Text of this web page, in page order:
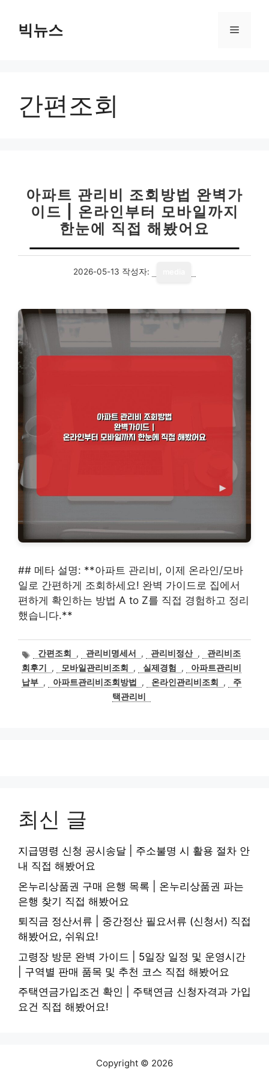
빅뉴스 메
간편조회
아파트 관리비 조회방법 완벽가
이드 | 온라인부터 모바일까지
한눈에 직접 해봤어요
2026-05-13 작성자:
## 메타 설명: **아파트 관리비, 이제 온라인/모바
일로 간편하게 조회하세요! 완벽 가이드로 집에서
편하게 확인하는 방법 A to Z를 직접 경험하고 정리
했습니다.**
태
그
간편조회 , 관리비명세서 , 관리비정산 ,
관리비조
회후기
, 모바일관리비조회 , 실제경험 ,
아파트관리비
납부 , 아파트관리비조회방법 , 온라인관리비조회 ,
주
택관리비
최신 글
지급명령 신청 공시송달 | 주소불명 시 활용 절차 안
내 직접 해봤어요
온누리상품권 구매 은행 목록 | 온누리상품권 파는
은행 찾기 직접 해봤어요
퇴직금 정산서류 | 중간정산 필요서류 (신청서) 직접
해봤어요, 쉬워요!
고령장 방문 완벽 가이드 | 5일장 일정 및 운영시간
| 구역별 판매 품목 및 추천 코스 직접 해봤어요
주택연금가입조건 확인 | 주택연금 신청자격과 가입
요건 직접 해봤어요!
Copyright © 2026